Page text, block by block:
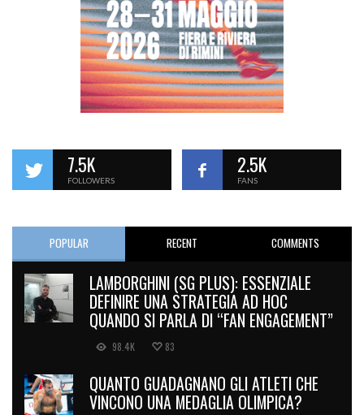
7.5K
FOLLOWERS
2.5K
FANS
POPULAR RECENT COMMENTS
LAMBORGHINI (SG PLUS): ESSENZIALE
DEFINIRE UNA STRATEGIA AD HOC
QUANDO SI PARLA DI “FAN ENGAGEMENT”
98.4K 83
QUANTO GUADAGNANO GLI ATLETI CHE
VINCONO UNA MEDAGLIA OLIMPICA?